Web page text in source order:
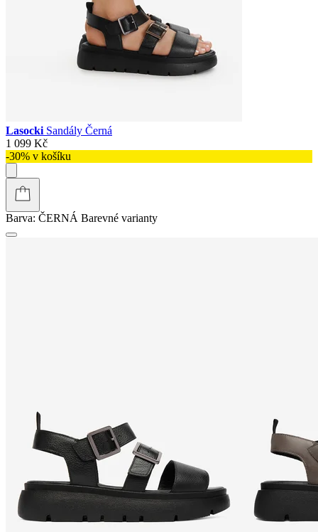
Lasocki Sandály Černá
1 099 Kč
-30% v košíku
Barva: ČERNÁ Barevné varianty